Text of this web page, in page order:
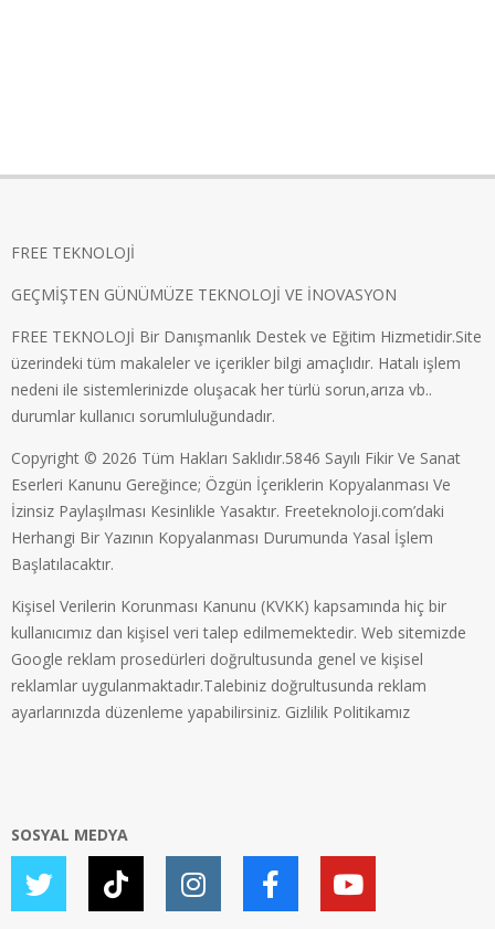
FREE TEKNOLOJİ
GEÇMİŞTEN GÜNÜMÜZE TEKNOLOJİ VE İNOVASYON
FREE TEKNOLOJİ Bir Danışmanlık Destek ve Eğitim Hizmetidir.Site
üzerindeki tüm makaleler ve içerikler bilgi amaçlıdır. Hatalı işlem
nedeni ile sistemlerinizde oluşacak her türlü sorun,arıza vb..
durumlar kullanıcı sorumluluğundadır.
Copyright © 2026 Tüm Hakları Saklıdır.5846 Sayılı Fikir Ve Sanat
Eserleri Kanunu Gereğince; Özgün İçeriklerin Kopyalanması Ve
İzinsiz Paylaşılması Kesinlikle Yasaktır. Freeteknoloji.com’daki
Herhangi Bir Yazının Kopyalanması Durumunda Yasal İşlem
Başlatılacaktır.
Kişisel Verilerin Korunması Kanunu (KVKK) kapsamında hiç bir
kullanıcımız dan kişisel veri talep edilmemektedir. Web sitemizde
Google reklam prosedürleri doğrultusunda genel ve kişisel
reklamlar uygulanmaktadır.Talebiniz doğrultusunda reklam
ayarlarınızda düzenleme yapabilirsiniz. Gizlilik Politikamız
SOSYAL MEDYA